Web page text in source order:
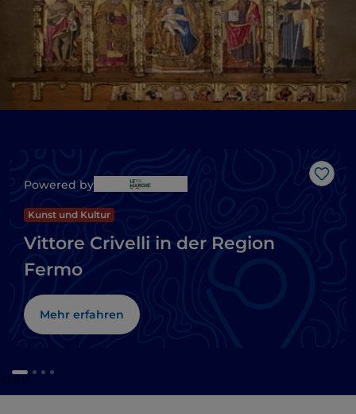
Like
Powered by
Kunst und Kultur
Vittore Crivelli in der Region
Fermo
Mehr erfahren